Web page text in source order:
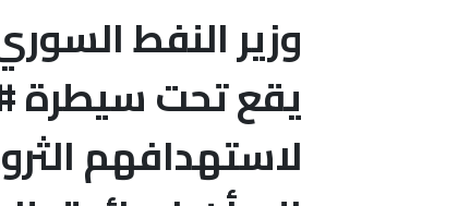
يقع تحت سيطرة
لاستهدافهم